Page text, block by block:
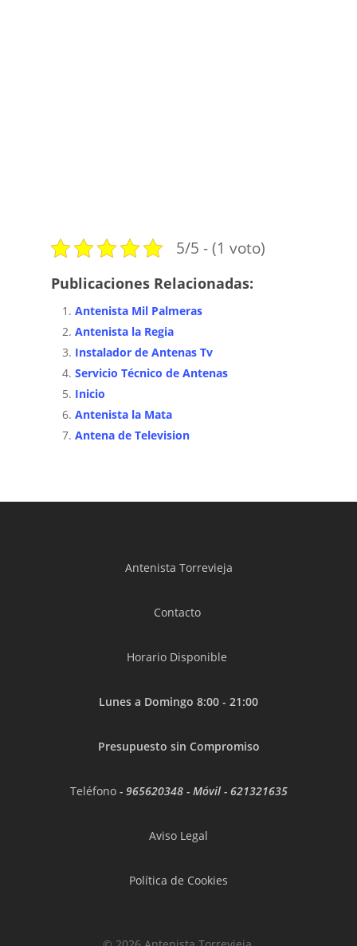
5/5 - (1 voto)
Publicaciones Relacionadas:
Antenista Mil Palmeras
Antenista la Regia
Instalador de Antenas Tv
Servicio Técnico de Antenas
Inicio
Antenista la Mata
Antena de Television
Antenista Torrevieja
Contacto
Horario Disponible
Lunes a Domingo 8:00 - 21:00
Presupuesto sin Compromiso
Teléfono - 965620348- Móvil - 621321635
Aviso Legal
Política de Cookies